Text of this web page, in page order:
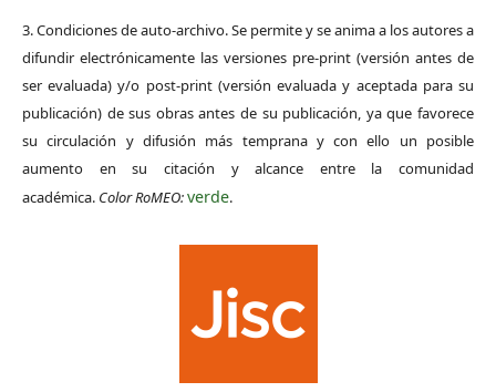
3. Condiciones de auto-archivo. Se permite y se anima a los autores a
difundir electrónicamente las versiones pre-print (versión antes de
ser evaluada) y/o post-print (versión evaluada y aceptada para su
publicación) de sus obras antes de su publicación, ya que favorece
su circulación y difusión más temprana y con ello un posible
aumento en su citación y alcance entre la comunidad
académica. Color RoMEO:verde.